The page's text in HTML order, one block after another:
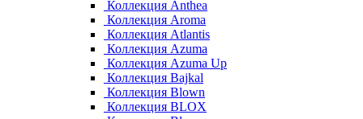
Коллекция Anthea
Коллекция Aroma
Коллекция Atlantis
Коллекция Azuma
Коллекция Azuma Up
Коллекция Bajkal
Коллекция Blown
Коллекция BLOX